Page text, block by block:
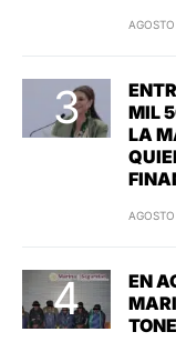
MIL
LA
EN